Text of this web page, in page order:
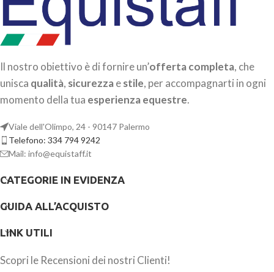
Il nostro obiettivo è di fornire un’offerta completa, che
unisca qualità, sicurezzaestile, per accompagnarti in ogni
momento della tua esperienza equestre.
Viale dell'Olimpo, 24 - 90147 Palermo
Telefono: 334 794 9242
Mail: info@equistaff.it
CATEGORIE IN EVIDENZA
GUIDA ALL’ACQUISTO
LINK UTILI
Scopri le Recensioni dei nostri Clienti!